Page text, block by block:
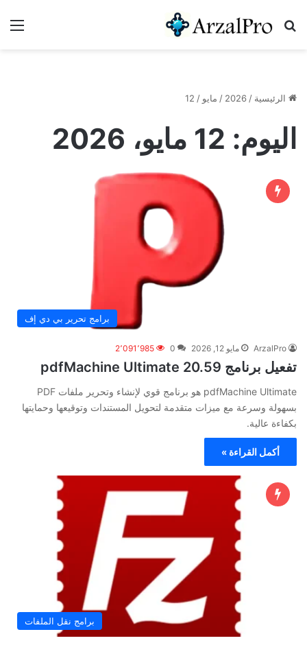
بحث عن
الرئيسية /
2026
/ مايو /
12
اليوم: 12 مايو، 2026
برامج تحرير بي دي إف
ArzalPro مايو 12, 2026 0 2٬091٬985
تفعيل برنامج pdfMachine Ultimate 20.59
pdfMachine Ultimate هو برنامج قوي لإنشاء وتحرير ملفات PDF
بسهولة وسرعة مع ميزات متقدمة لتحويل المستندات وتوقيعها وحمايتها
بكفاءة عالية.
أكمل القراءة »
برامج نقل الملفات